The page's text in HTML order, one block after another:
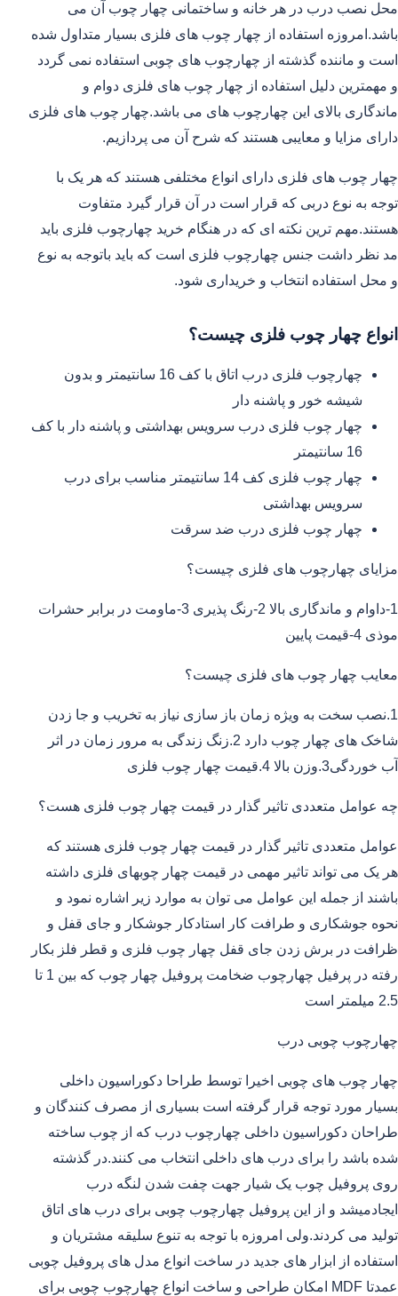
محل نصب درب در هر خانه و ساختمانی چهار چوب آن می
باشد.امروزه استفاده از چهار چوب های فلزی بسیار متداول شده
است و ماننده گذشته از چهارچوب های چوبی استفاده نمی گردد
و مهمترین دلیل استفاده از چهار چوب های فلزی دوام و
ماندگاری بالای این چهارچوب های می باشد.چهار چوب های فلزی
دارای مزایا و معایبی هستند که شرح آن می پردازیم.
چهار چوب های فلزی دارای انواع مختلفی هستند که هر یک با
توجه به نوع دربی که قرار است در آن قرار گیرد متفاوت
هستند.مهم ترین نکته ای که در هنگام خرید چهارچوب فلزی باید
مد نظر داشت جنس چهارچوب فلزی است که باید باتوجه به نوع
و محل استفاده انتخاب و خریداری شود.
انواع چهار چوب فلزی چیست؟
چهارچوب فلزی درب اتاق با کف 16 سانتیمتر و بدون
شیشه خور و پاشنه دار
چهار چوب فلزی درب سرویس بهداشتی و پاشنه دار با کف
16 سانتیمتر
چهار چوب فلزی کف 14 سانتیمتر مناسب برای درب
سرویس بهداشتی
چهار چوب فلزی درب ضد سرقت
مزایای چهارچوب های فلزی چیست؟
1-داوام و ماندگاری بالا 2-رنگ پذیری 3-ماومت در برابر حشرات
موذی 4-قیمت پایین
معایب چهار چوب های فلزی چیست؟
1.نصب سخت به ویژه زمان باز سازی نیاز به تخریب و جا زدن
شاخک های چهار چوب دارد 2.زنگ زندگی به مرور زمان در اثر
آب خوردگی3.وزن بالا 4.قیمت چهار چوب فلزی
چه عوامل متعددی تاثیر گذار در قیمت چهار چوب فلزی هست؟
عوامل متعددی تاثیر گذار در قیمت چهار چوب فلزی هستند که
هر یک می تواند تاثیر مهمی در قیمت چهار چوبهای فلزی داشته
باشند از جمله این عوامل می توان به موارد زیر اشاره نمود و
نحوه جوشکاری و طرافت کار استادکار جوشکار و جای قفل و
ظرافت در برش زدن جای قفل چهار چوب فلزی و قطر فلز بکار
رفته در پرفیل چهارچوب ضخامت پروفیل چهار چوب که بین 1 تا
2.5 میلمتر است
چهارچوب چوبی درب
چهار چوب های چوبی اخیرا توسط طراحا دکوراسیون داخلی
بسیار مورد توجه قرار گرفته است بسیاری از مصرف کنندگان و
طراحان دکوراسیون داخلی چهارچوب درب که از چوب ساخته
شده باشد را برای درب های داخلی انتخاب می کنند.در گذشته
روی پروفیل چوب یک شیار جهت چفت شدن لنگه درب
ایجادمیشد و از این پروفیل چهارچوب چوبی برای درب های اتاق
تولید می کردند.ولی امروزه با توجه به تنوع سلیقه مشتریان و
استفاده از ابزار های جدید در ساخت انواع مدل های پروفیل چوبی
عمدتا MDF امکان طراحی و ساخت انواع چهارچوب چوبی برای